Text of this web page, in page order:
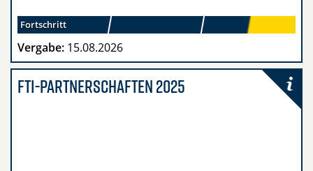
Fortschritt
Vergabe: 15.08.2026
FTI-Partnerschaften 2025